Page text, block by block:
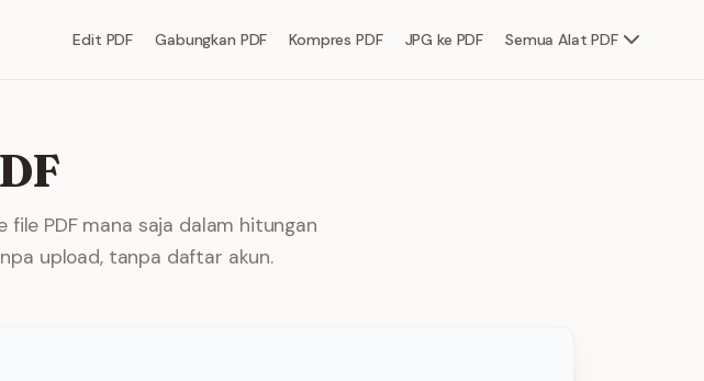
Edit PDF Gabungkan PDF Kompres PDF JPG ke PDF Semua Alat PDF
PDF mana saja dalam hitungan
upload, tanpa daftar akun.